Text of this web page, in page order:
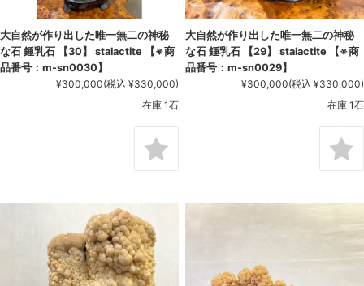
大自然が作り出した唯一無二の神秘
な石 鍾乳石 【30】 stalactite 【※商
品番号：m-sn0030】
¥300,000(税込 ¥330,000)
在庫 1石
大自然が作り出した唯一無二の神秘
な石 鍾乳石 【29】 stalactite 【※商
品番号：m-sn0029】
¥300,000(税込 ¥330,000)
在庫 1石